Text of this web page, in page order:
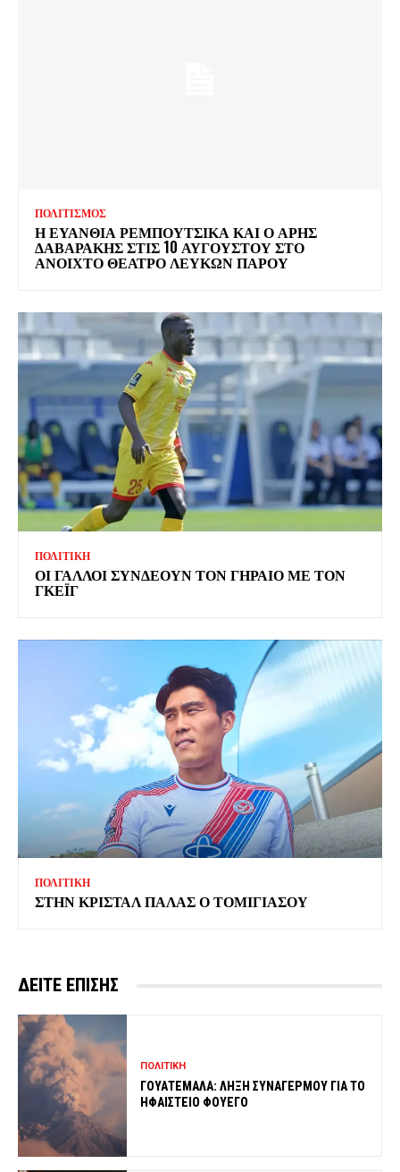
ΠΟΛΙΤΙΣΜΟΣ
Η ΕΥΑΝΘΙΑ ΡΕΜΠΟΥΤΣΙΚΑ ΚΑΙ Ο ΑΡΗΣ
ΔΑΒΑΡΑΚΗΣ ΣΤΙΣ 10 ΑΥΓΟΥΣΤΟΥ ΣΤΟ
ΑΝΟΙΧΤΟ ΘΕΑΤΡΟ ΛΕΥΚΩΝ ΠΑΡΟΥ
ΠΟΛΙΤΙΚΗ
ΟΙ ΓΑΛΛΟΙ ΣΥΝΔΕΟΥΝ ΤΟΝ ΓΗΡΑΙΟ ΜΕ ΤΟΝ
ΓΚΕΪΓ
ΠΟΛΙΤΙΚΗ
ΣΤΗΝ ΚΡΙΣΤΑΛ ΠΑΛΑΣ Ο ΤΟΜΙΓΙΑΣΟΥ
ΔΕΙΤΕ ΕΠΙΣΗΣ
ΠΟΛΙΤΙΚΗ
ΓΟΥΑΤΕΜΑΛΑ: ΛΗΞΗ ΣΥΝΑΓΕΡΜΟΥ ΓΙΑ ΤΟ
ΗΦΑΙΣΤΕΙΟ ΦΟΥΕΓΟ